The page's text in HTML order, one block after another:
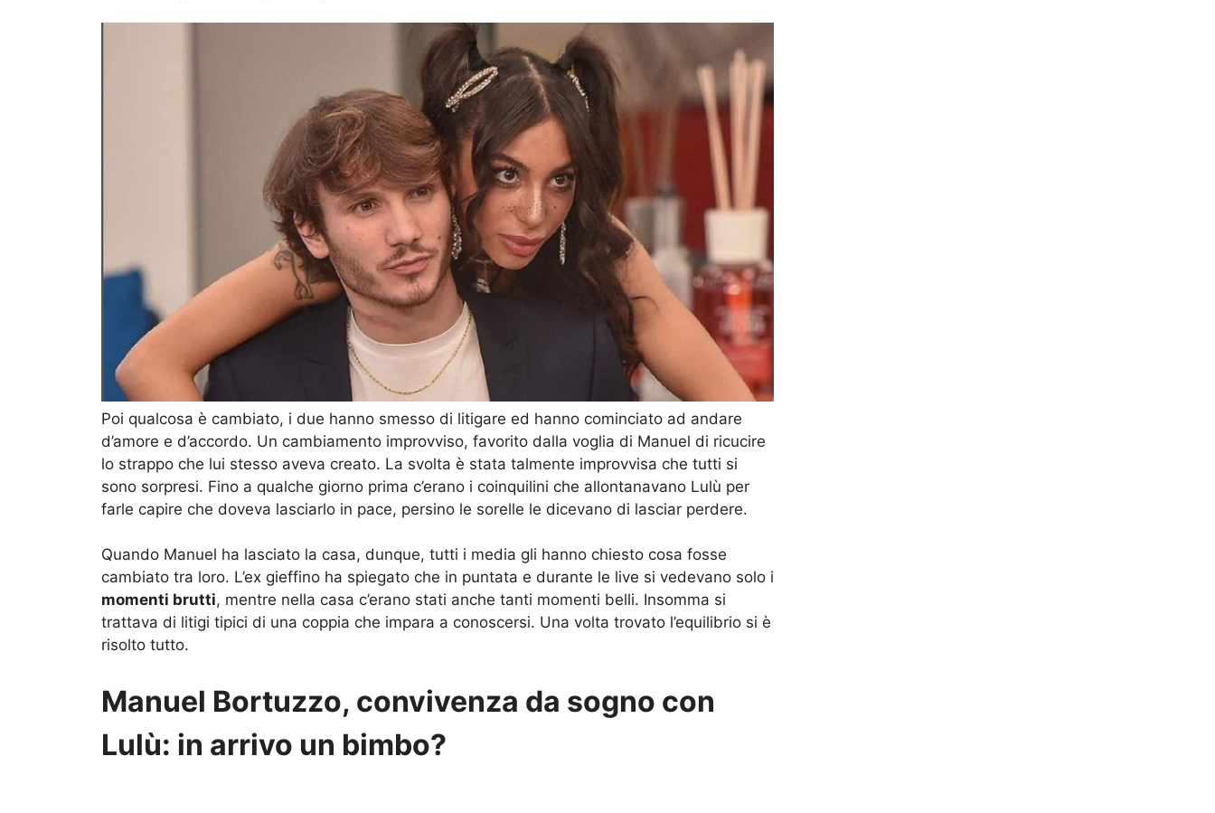
Poi qualcosa è cambiato, i due hanno smesso di litigare ed hanno cominciato ad andare
d’amore e d’accordo. Un cambiamento improvviso, favorito dalla voglia di Manuel di ricucire
lo strappo che lui stesso aveva creato. La svolta è stata talmente improvvisa che tutti si
sono sorpresi. Fino a qualche giorno prima c’erano i coinquilini che allontanavano Lulù per
farle capire che doveva lasciarlo in pace, persino le sorelle le dicevano di lasciar perdere.
Quando Manuel ha lasciato la casa, dunque, tutti i media gli hanno chiesto cosa fosse
cambiato tra loro. L’ex gieffino ha spiegato che in puntata e durante le live si vedevano solo i
momenti brutti, mentre nella casa c’erano stati anche tanti momenti belli. Insomma si
trattava di litigi tipici di una coppia che impara a conoscersi. Una volta trovato l’equilibrio si è
risolto tutto.
Manuel Bortuzzo, convivenza da sogno con
Lulù: in arrivo un bimbo?